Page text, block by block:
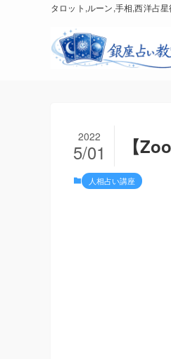
タロット,ルーン,手相,西洋占
【
2022
5/01
人相占い講座